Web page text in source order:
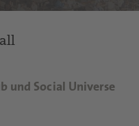
und Social Universe